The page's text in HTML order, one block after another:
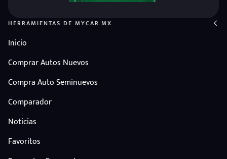
HERRAMIENTAS DE MYCAR.MX
Inicio
Comprar Autos Nuevos
Compra Auto Seminuevos
Comparador
Noticias
Favoritos